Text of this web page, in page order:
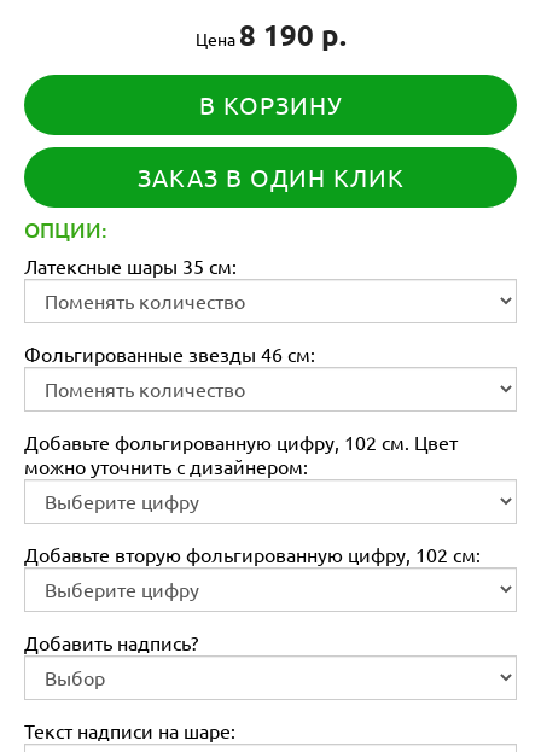
Цена 8 190 р.
В КОРЗИНУ
ЗАКАЗ В ОДИН КЛИК
ОПЦИИ:
Латексные шары 35 см:
Фольгированные звезды 46 см:
Добавьте фольгированную цифру, 102 см. Цвет
можно уточнить с дизайнером:
Добавьте вторую фольгированную цифру, 102 см:
Добавить надпись?
Текст надписи на шаре: